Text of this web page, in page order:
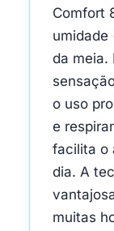
Comfort
umidade
da meia.
o uso
e
facilita o
dia. A
muitas